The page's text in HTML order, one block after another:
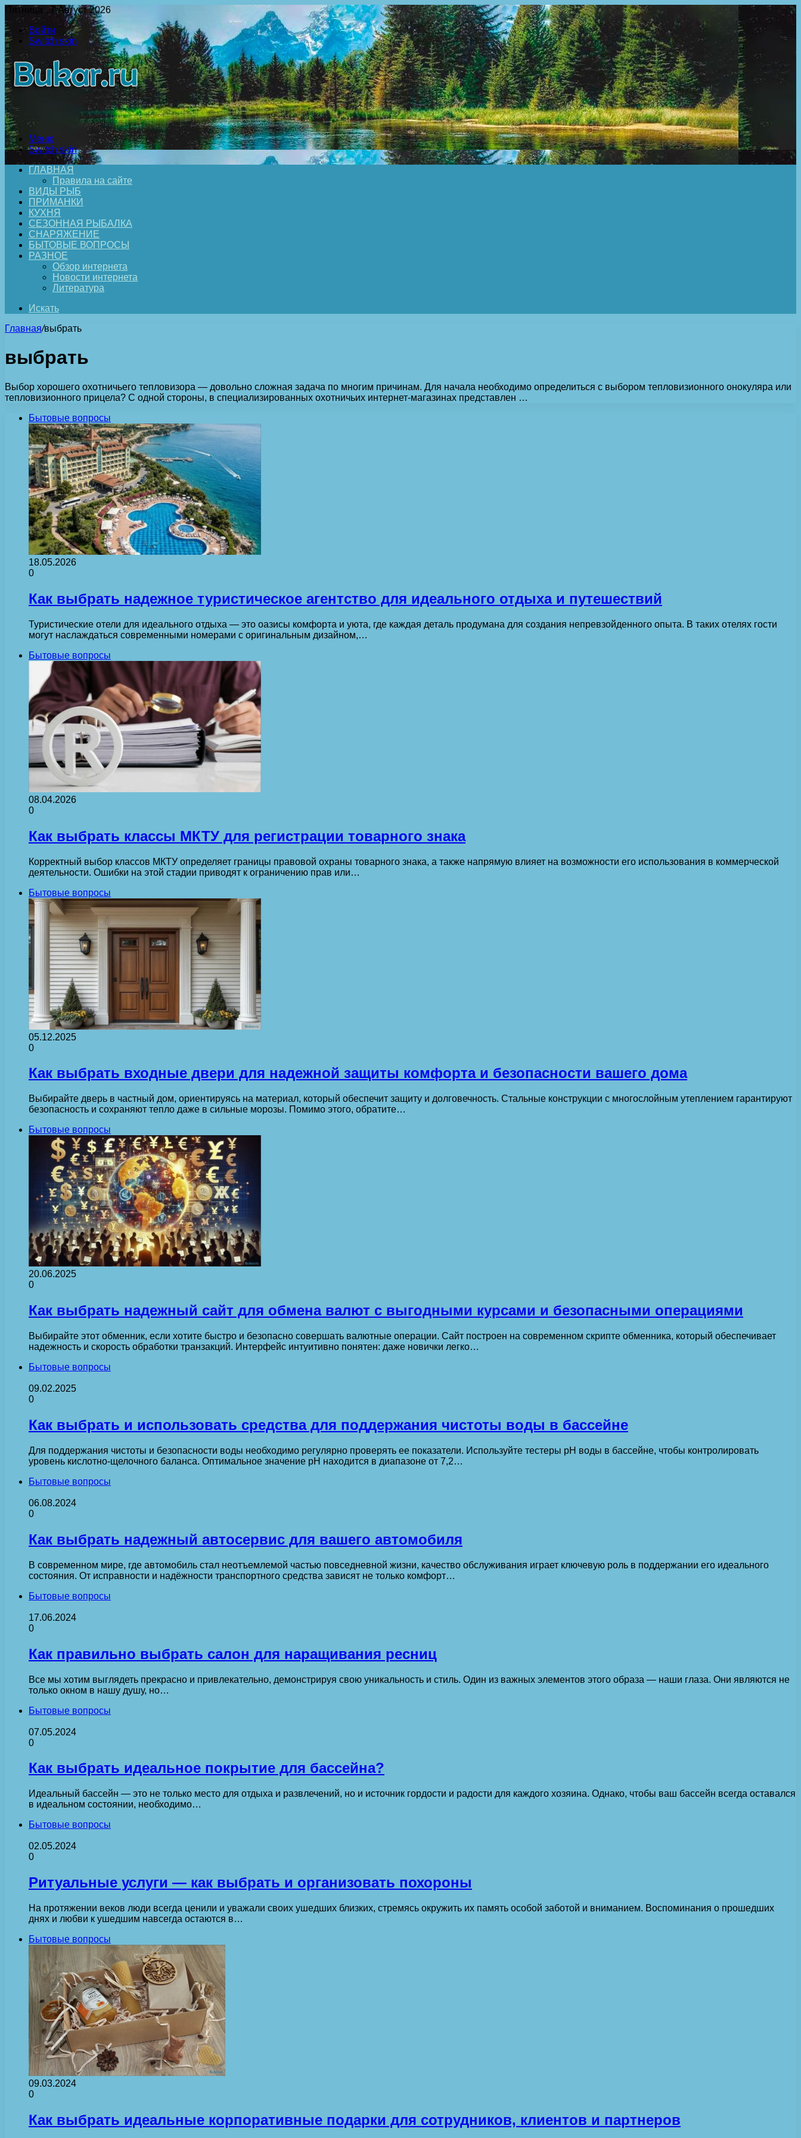
Пятница , 7 Август 2026
Войти
Switch skin
Меню
Switch skin
ГЛАВНАЯ
Правила на сайте
ВИДЫ РЫБ
ПРИМАНКИ
КУХНЯ
СЕЗОННАЯ РЫБАЛКА
СНАРЯЖЕНИЕ
БЫТОВЫЕ ВОПРОСЫ
РАЗНОЕ
Обзор интернета
Новости интернета
Литература
Искать
Главная/выбрать
выбрать
Выбор хорошего охотничьего тепловизора — довольно сложная задача по многим причинам. Для начала необходимо определиться с выбором тепловизионного онокуляра или
тепловизионного прицела? С одной стороны, в специализированных охотничьих интернет-магазинах представлен …
Бытовые вопросы
18.05.2026
0
Как выбрать надежное туристическое агентство для идеального отдыха и путешествий
Туристические отели для идеального отдыха — это оазисы комфорта и уюта, где каждая деталь продумана для создания непревзойденного опыта. В таких отелях гости
могут наслаждаться современными номерами с оригинальным дизайном,…
Бытовые вопросы
08.04.2026
0
Как выбрать классы МКТУ для регистрации товарного знака
Корректный выбор классов МКТУ определяет границы правовой охраны товарного знака, а также напрямую влияет на возможности его использования в коммерческой
деятельности. Ошибки на этой стадии приводят к ограничению прав или…
Бытовые вопросы
05.12.2025
0
Как выбрать входные двери для надежной защиты комфорта и безопасности вашего дома
Выбирайте дверь в частный дом, ориентируясь на материал, который обеспечит защиту и долговечность. Стальные конструкции с многослойным утеплением гарантируют
безопасность и сохраняют тепло даже в сильные морозы. Помимо этого, обратите…
Бытовые вопросы
20.06.2025
0
Как выбрать надежный сайт для обмена валют с выгодными курсами и безопасными операциями
Выбирайте этот обменник, если хотите быстро и безопасно совершать валютные операции. Сайт построен на современном скрипте обменника, который обеспечивает
надежность и скорость обработки транзакций. Интерфейс интуитивно понятен: даже новички легко…
Бытовые вопросы
09.02.2025
0
Как выбрать и использовать средства для поддержания чистоты воды в бассейне
Для поддержания чистоты и безопасности воды необходимо регулярно проверять ее показатели. Используйте тестеры pH воды в бассейне, чтобы контролировать
уровень кислотно-щелочного баланса. Оптимальное значение pH находится в диапазоне от 7,2…
Бытовые вопросы
06.08.2024
0
Как выбрать надежный автосервис для вашего автомобиля
В современном мире, где автомобиль стал неотъемлемой частью повседневной жизни, качество обслуживания играет ключевую роль в поддержании его идеального
состояния. От исправности и надёжности транспортного средства зависят не только комфорт…
Бытовые вопросы
17.06.2024
0
Как правильно выбрать салон для наращивания ресниц
Все мы хотим выглядеть прекрасно и привлекательно, демонстрируя свою уникальность и стиль. Один из важных элементов этого образа — наши глаза. Они являются не
только окном в нашу душу, но…
Бытовые вопросы
07.05.2024
0
Как выбрать идеальное покрытие для бассейна?
Идеальный бассейн — это не только место для отдыха и развлечений, но и источник гордости и радости для каждого хозяина. Однако, чтобы ваш бассейн всегда оставался
в идеальном состоянии, необходимо…
Бытовые вопросы
02.05.2024
0
Ритуальные услуги — как выбрать и организовать похороны
На протяжении веков люди всегда ценили и уважали своих ушедших близких, стремясь окружить их память особой заботой и вниманием. Воспоминания о прошедших
днях и любви к ушедшим навсегда остаются в…
Бытовые вопросы
09.03.2024
0
Как выбрать идеальные корпоративные подарки для сотрудников, клиентов и партнеров